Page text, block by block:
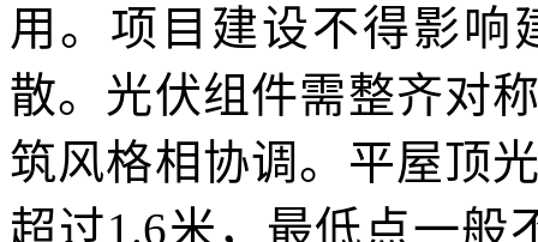
用。项目建设不得影响
散。光伏组件需整齐对
筑风格相协调。平屋顶
超过1.6米，最低点一般